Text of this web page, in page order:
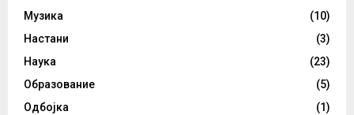
Музика
(10)
Настани
(3)
Наука
(23)
Образование
(5)
Одбојка
(1)